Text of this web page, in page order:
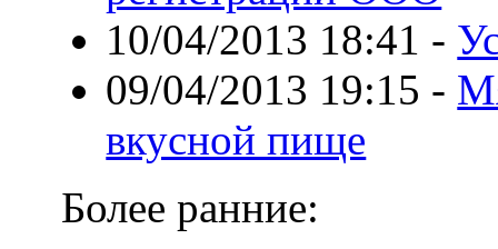
10/04/2013 18:41 -
09/04/2013 19:15 -
вкусной пище
Более ранние: